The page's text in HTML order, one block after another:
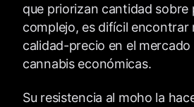
que priorizan cantidad sobre
complejo, es difícil encontrar
calidad-precio en el mercado
cannabis económicas.
Su resistencia al moho la